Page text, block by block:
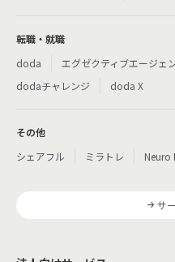
転職・就職
doda
エグゼクティブエージェ
dodaチャレンジ
doda X
その他
シェアフル
ミラトレ Neuro
サ